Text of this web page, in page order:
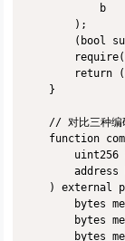
            b
        );
(bool
return
    }
// 对比三种编
function
uint256
address
) external
bytes
bytes
bytes